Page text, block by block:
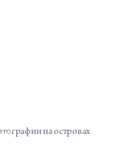
на островах